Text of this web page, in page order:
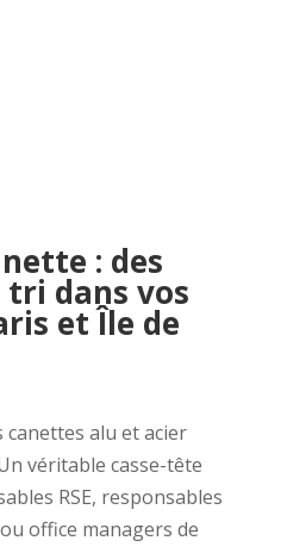
: des
tri dans vos
et Île de
canettes alu et acier
véritable casse-tête
RSE, responsables
office managers de